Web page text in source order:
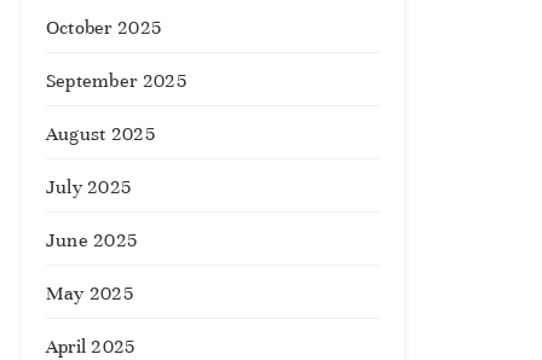
October 2025
September 2025
August 2025
July 2025
June 2025
May 2025
April 2025